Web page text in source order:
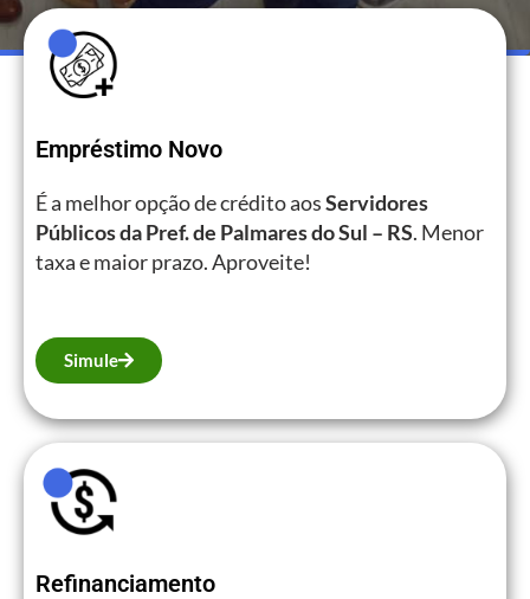
Empréstimo Novo
É a melhor opção de crédito aosServidores
Públicos da Pref. de Palmares do Sul – RS. Menor
taxa e maior prazo. Aproveite!
Simule
Refinanciamento